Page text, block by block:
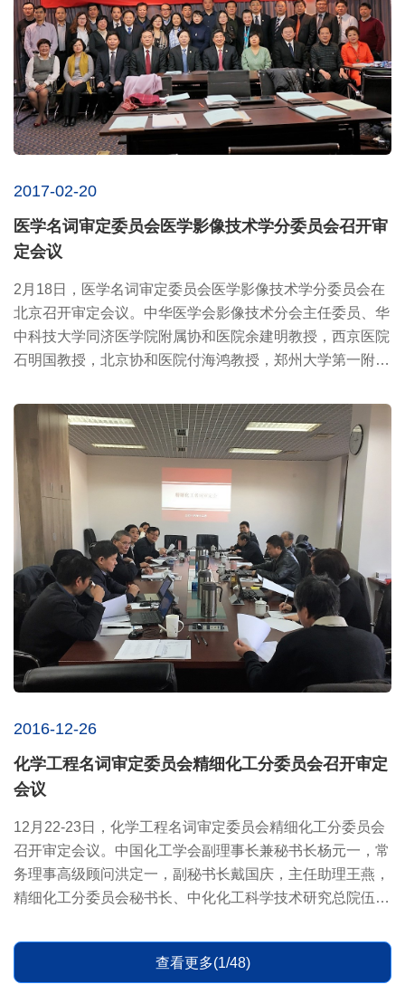
2017-02-20
医学名词审定委员会医学影像技术学分委员会召开审
定会议
2月18日，医学名词审定委员会医学影像技术学分委员会在
北京召开审定会议。中华医学会影像技术分会主任委员、华
中科技大学同济医学院附属协和医院余建明教授，西京医院
石明国教授，北京协和医院付海鸿教授，郑州大学第一附属
2016-12-26
化学工程名词审定委员会精细化工分委员会召开审定
会议
12月22-23日，化学工程名词审定委员会精细化工分委员会
召开审定会议。中国化工学会副理事长兼秘书长杨元一，常
务理事高级顾问洪定一，副秘书长戴国庆，主任助理王燕，
精细化工分委员会秘书长、中化化工科学技术研究总院伍振
查看更多(1/48)